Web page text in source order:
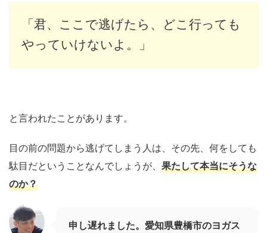
「君、ここで逃げたら、どこ行っても
やっていけないよ。」
と言われたことがあります。
目の前の問題から逃げてしまう人は、その先、何をしても
駄目だということなんでしょうが、 果たして本当にそうな
のか？
申し遅れました。愛知県豊橋市のヨガス